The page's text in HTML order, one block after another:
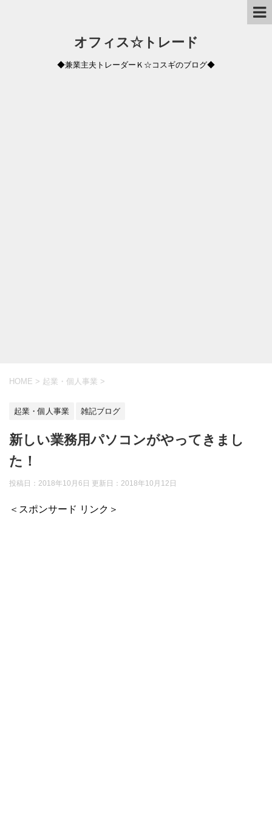
オフィス☆トレード
◆兼業主夫トレーダーＫ☆コスギのブログ◆
HOME > 起業・個人事業 >
起業・個人事業 雑記ブログ
新しい業務用パソコンがやってきまし
た！
投稿日：2018年10月6日 更新日： 2018年10月12日
＜スポンサード リンク＞